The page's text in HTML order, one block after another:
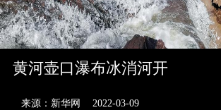
黄河壶口瀑布冰消河开
来源：新华网 2022-03-09